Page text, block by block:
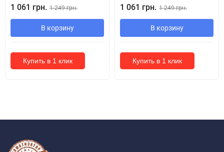
1 061 грн. 1 249 грн.
В корзину
Купить в 1 клик
1 061 грн. 1 249 грн.
В корзину
Купить в 1 клик